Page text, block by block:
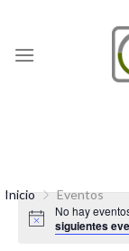
content
Inicio
Eventos
No hay
siguientes